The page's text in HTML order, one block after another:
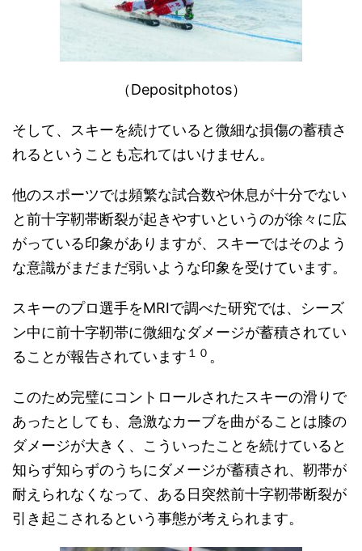
（Depositphotos）
そして、スキーを続けていると微細な損傷の蓄積さ
れるということも忘れてはいけません。
他のスポーツでは頻繁な試合数や休息が十分でない
と前十字靭帯断裂が起きやすいというのが徐々に広
がっている印象がありますが、スキーではそのよう
な意識がまだまだ弱いような印象を受けています。
スキーのプロ選手をMRIで調べた研究では、シーズ
ン中に前十字靭帯に微細なダメージが蓄積されてい
ることが報告されています １０ 。
このため完璧にコントロールされたスキーの滑りで
あったとしても、急激なカーブを曲がることは膝の
ダメージが大きく、こういったことを続けていると
知らず知らずのうちにダメージが蓄積され、靭帯が
耐えられなくなって、ある日突然前十字靭帯断裂が
引き起こされるという事態が考えられます。